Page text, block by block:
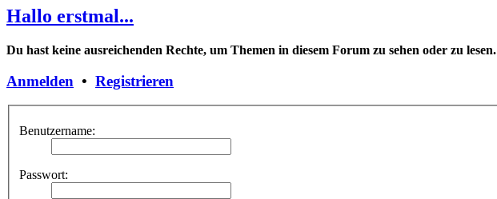
Hallo erstmal...
Du hast keine ausreichenden Rechte, um Themen in diesem Forum zu sehen oder zu lesen.
Anmelden • Registrieren
Benutzername:
Passwort: